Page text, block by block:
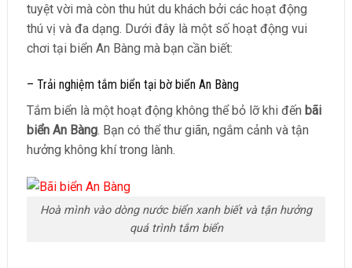
tuyệt vời mà còn thu hút du khách bởi các hoạt động
thú vị và đa dạng. Dưới đây là một số hoạt động vui
chơi tại biển An Bàng mà bạn cần biết:
– Trải nghiệm tắm biển tại bờ biển An Bàng
Tắm biển là một hoạt động không thể bỏ lỡ khi đến bãi
biển An Bàng. Bạn có thể thư giãn, ngắm cảnh và tận
hưởng không khí trong lành.
Hoà mình vào dòng nước biển xanh biết và tận hưởng
quá trình tắm biển